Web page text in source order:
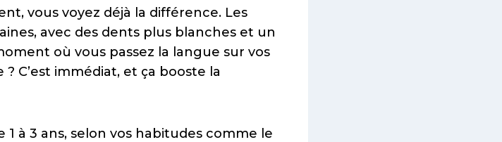
vous voyez déjà la différence. Les
avec des dents plus blanches et un
où vous passez la langue sur vos
C’est immédiat, et ça booste la
à 3 ans, selon vos habitudes comme le